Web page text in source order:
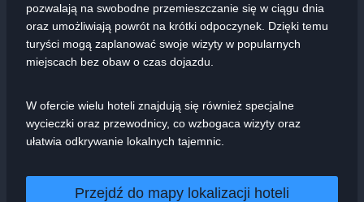
pozwalają na swobodne przemieszczanie się w ciągu dnia
oraz umożliwiają powrót na krótki odpoczynek. Dzięki temu
turyści mogą zaplanować swoje wizyty w popularnych
miejscach bez obaw o czas dojazdu.
W ofercie wielu hoteli znajdują się również specjalne
wycieczki oraz przewodnicy, co wzbogaca wizyty oraz
ułatwia odkrywanie lokalnych tajemnic.
Przejdź do mapy lokalizacji hoteli